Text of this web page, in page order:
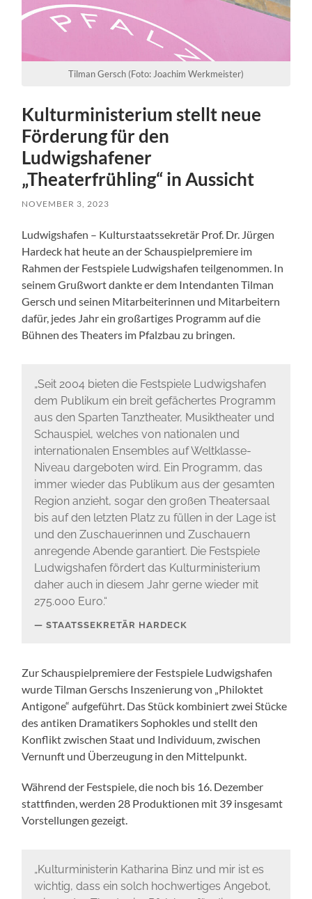
Tilman Gersch (Foto: Joachim Werkmeister)
Kulturministerium stellt neue
Förderung für den
Ludwigshafener
„Theaterfrühling“ in Aussicht
NOVEMBER 3, 2023
Ludwigshafen – Kulturstaatssekretär Prof. Dr. Jürgen
Hardeck hat heute an der Schauspielpremiere im
Rahmen der Festspiele Ludwigshafen teilgenommen. In
seinem Grußwort dankte er dem Intendanten Tilman
Gersch und seinen Mitarbeiterinnen und Mitarbeitern
dafür, jedes Jahr ein großartiges Programm auf die
Bühnen des Theaters im Pfalzbau zu bringen.
„Seit 2004 bieten die Festspiele Ludwigshafen
dem Publikum ein breit gefächertes Programm
aus den Sparten Tanztheater, Musiktheater und
Schauspiel, welches von nationalen und
internationalen Ensembles auf Weltklasse-
Niveau dargeboten wird. Ein Programm, das
immer wieder das Publikum aus der gesamten
Region anzieht, sogar den großen Theatersaal
bis auf den letzten Platz zu füllen in der Lage ist
und den Zuschauerinnen und Zuschauern
anregende Abende garantiert. Die Festspiele
Ludwigshafen fördert das Kulturministerium
daher auch in diesem Jahr gerne wieder mit
275.000 Euro.“
STAATSSEKRETÄR HARDECK
Zur Schauspielpremiere der Festspiele Ludwigshafen
wurde Tilman Gerschs Inszenierung von „Philoktet
Antigone“ aufgeführt. Das Stück kombiniert zwei Stücke
des antiken Dramatikers Sophokles und stellt den
Konflikt zwischen Staat und Individuum, zwischen
Vernunft und Überzeugung in den Mittelpunkt.
Während der Festspiele, die noch bis 16. Dezember
stattfinden, werden 28 Produktionen mit 39 insgesamt
Vorstellungen gezeigt.
„Kulturministerin Katharina Binz und mir ist es
wichtig, dass ein solch hochwertiges Angebot,